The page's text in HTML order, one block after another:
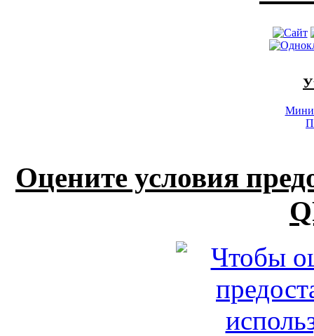
Оцените условия